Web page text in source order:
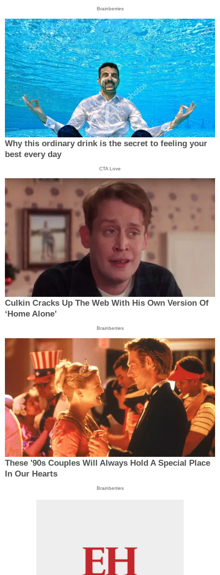
Brainberries
Why this ordinary drink is the secret to feeling your
best every day
CTA Love
Culkin Cracks Up The Web With His Own Version Of
‘Home Alone’
Brainberries
These '90s Couples Will Always Hold A Special Place
In Our Hearts
Brainberries